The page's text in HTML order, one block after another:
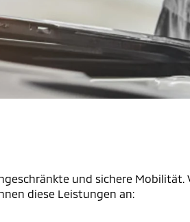
und sichere
diese Leistungen an: